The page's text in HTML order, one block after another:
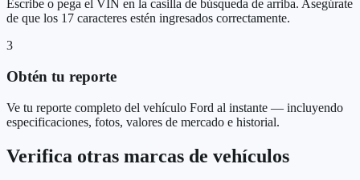
Escribe o pega el VIN en la casilla de búsqueda de arriba. Asegúrate
de que los 17 caracteres estén ingresados correctamente.
3
Obtén tu reporte
Ve tu reporte completo del vehículo Ford al instante — incluyendo
especificaciones, fotos, valores de mercado e historial.
Verifica otras marcas de vehículos